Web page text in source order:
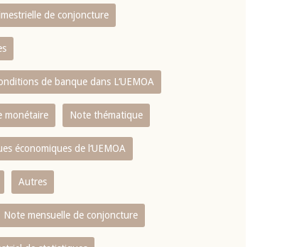
de conjoncture
de banque dans L‘UEMOA
monétaire Note thématique
économiques de l‘UEMOA
Autres
Note mensuelle de conjoncture